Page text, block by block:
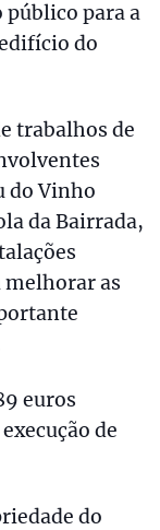
público para a
do
trabalhos de
do Vinho
da Bairrada,
as
euros
de
do